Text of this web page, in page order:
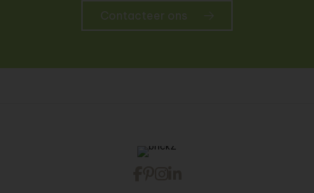
Contacteer ons